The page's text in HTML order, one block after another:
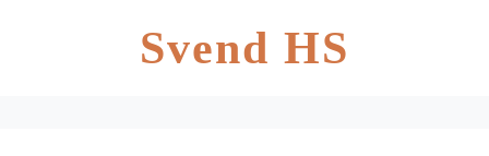
Svend HS